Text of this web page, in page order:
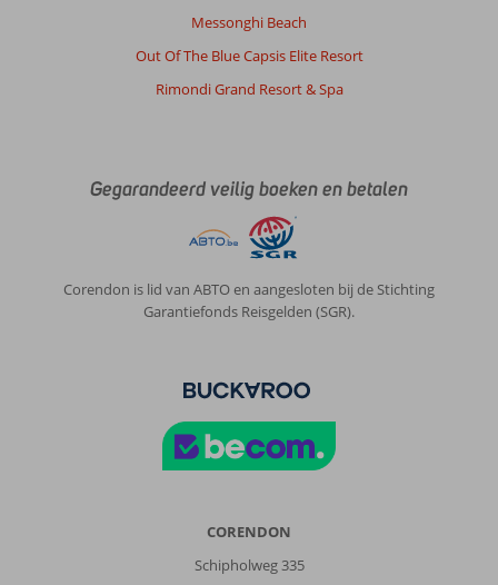
Messonghi Beach
Out Of The Blue Capsis Elite Resort
Rimondi Grand Resort & Spa
Gegarandeerd veilig boeken en betalen
Corendon is lid van ABTO en aangesloten bij de Stichting
Garantiefonds Reisgelden (SGR).
CORENDON
Schipholweg 335